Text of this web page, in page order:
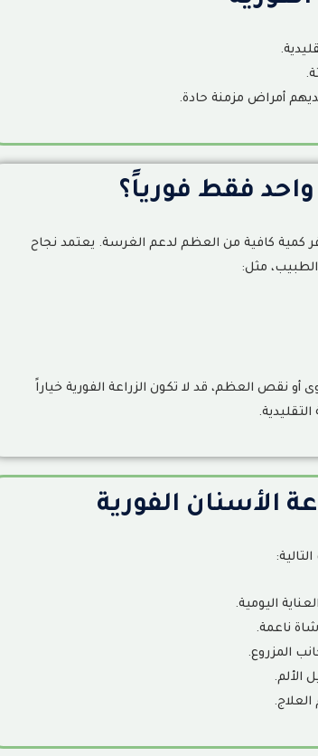
.
.
أمراض مزمنة حادة.
فقط فورياً؟
كمية كافية من العظم لدعم الغرسة. يعتمد نجاح
مثل:
نقص العظم، قد لا تكون الزراعة الفورية خياراً
.
الأسنان الفورية
:
اليومية.
ناعمة.
المزروع.
الألم.
.